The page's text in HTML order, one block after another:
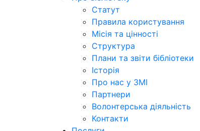
Статут
Правила користування
Місія та цінності
Структура
Плани та звіти бібліотеки
Історія
Про нас у ЗМІ
Партнери
Волонтерська діяльність
Контакти